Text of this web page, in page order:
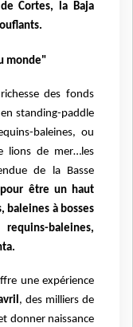
Cortes, la Baja
monde"
des fonds
standing-paddle
baleines, ou
lions de mer…les
de la Basse
être un haut
baleines à bosses
baleines,
une expérience
, des milliers de
donner naissance